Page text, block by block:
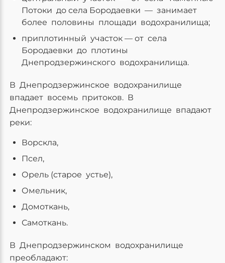
Потоки до села Бородаевки — занимает
более половины площади водохранилища;
приплотинный участок — от села
Бородаевки до плотины
Днепродзержинского водохранилища.
В Днепродзержинское водохранилище
впадает восемь притоков. В
Днепродзержинское водохранилище впадают
реки:
Ворскла,
Псел,
Орель (старое устье),
Омельник,
Домоткань,
Самоткань.
В Днепродзержинском водохранилище
преобладают: